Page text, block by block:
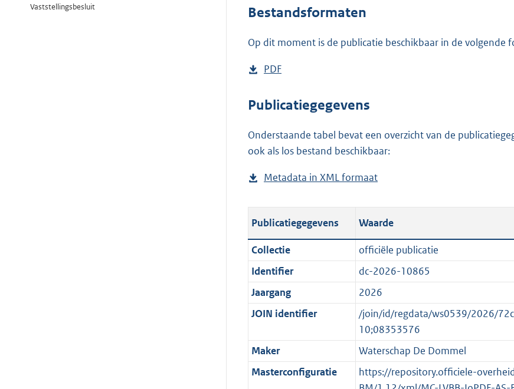
Vaststellingsbesluit Bestandsformaten
Op dit moment is de publicatie beschikbaar in de volgende
D
w
l
o
d
b
l
i
c
a
t
e
i
n
PDF
s
a
n
s
o
o
t
t
e
:
n
e
Publicatiegegevens
Onderstaande tabel bevat een overzicht van de
ook als los bestand beschikbaar:
Metadata in XML formaat
s
t
a
n
d
s
g
r
o
o
t
t
Publicatiegegevens Waarde
Collectie
officiële publicatie
Identifier
dc-2026-10865
Jaargang
2026
JOIN identifier
/join/id/regdata/ws0539/2026/
10;08353576
Maker
Waterschap De Dommel
Masterconfiguratie
https://repository.officiele-